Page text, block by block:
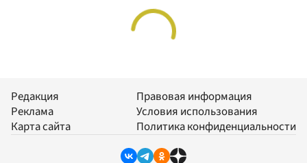
Редакция
Реклама
Карта сайта
Правовая информация
Условия использования
Политика конфиденциальности